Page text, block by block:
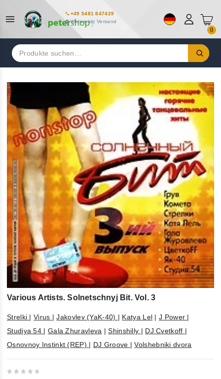
+49 5481 847429
Weltweiter Versand
0
Suchen
nach:
Various Artists. Solnetschnyj Bit. Vol. 3
Strelki |Virus |Jakovlev (YaK-40) | Katya Lel |J Power |
Studiya 54 | Gala Zhuravleva |Shinshilly | DJ Cvetkoff |
Osnovnoy Instinkt (REP) | DJ Groove |Volshebniki dvora